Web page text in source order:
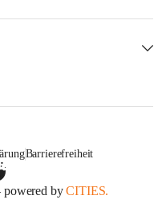
Barrierefreiheit
byCITIES.